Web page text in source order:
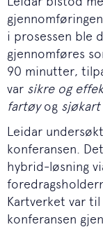
i prosessen ble
gjennomføres
90 minutter,
var sikre og
fartøyog
Leidar
konferansen.
hybrid-løsning
Kartverket var
konferansen